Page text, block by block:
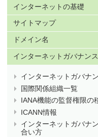
インターネットの基礎
サイトマップ
ドメイン名
インターネットガバナンス
インターネットガバナ
国際関係組織一覧
IANA機能の監督権限の
ICANN情報
インターネットガバナ
合い方